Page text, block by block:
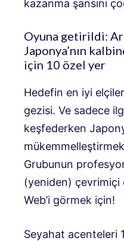
kazanma şansını
Oyuna getirildi:
Japonya’nın
için 10 özel yer
Hedefin en iyi
gezisi. Ve sadece
keşfederken
Grubunun
(yeniden) çevrimiçi
Web’i görmek için!
Seyahat acenteleri